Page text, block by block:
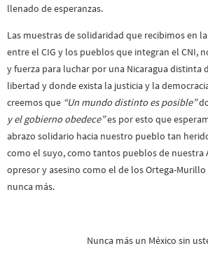
llenado de esperanzas.
Las muestras de solidaridad que recibimos en
entre el CIG y los pueblos que integran el CNI,
y fuerza para luchar por una Nicaragua distinta
libertad y donde exista la justicia y la
creemos que “Un mundo distinto es posible”
y el gobierno obedece”es por esto que
abrazo solidario hacia nuestro pueblo tan
como el suyo, como tantos pueblos de nuestra
opresor y asesino como el de los Ortega-
nunca más.
Nunca más un México sin